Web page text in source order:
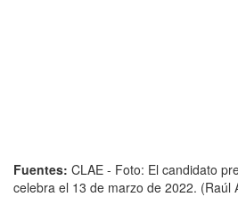
Fuentes: CLAE - Foto: El candidato
celebra el 13 de marzo de 2022. (Raúl